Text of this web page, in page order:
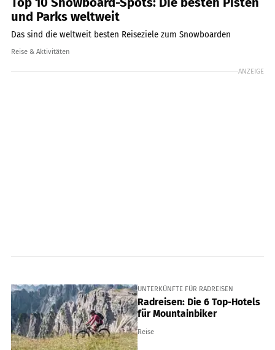
und Parks weltweit
Das sind die weltweit besten Reiseziele zum Snowboarden
Reise & Aktivitäten
ANZEIGE
UNTERKÜNFTE FÜR RADREISEN
Radreisen: Die 6 Top-Hotels
für Mountainbiker
Reise